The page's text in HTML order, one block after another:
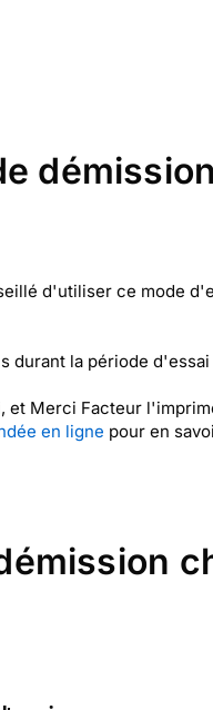
d'utiliser ce mode
la période
Merci Facteur
en ligne pour en